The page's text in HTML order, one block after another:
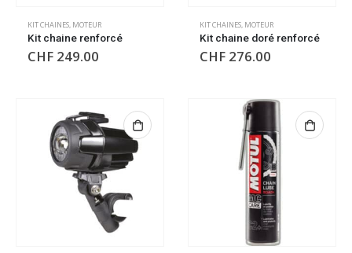
KIT CHAINES, MOTEUR
Kit chaine renforcé
CHF 249.00
KIT CHAINES, MOTEUR
Kit chaine doré renforcé
CHF 276.00